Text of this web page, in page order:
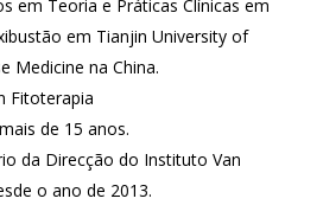
em Teoria e Práticas Clínicas em
em Tianjin University of
Medicine na China.
Fitoterapia
de 15 anos.
da Direcção do Instituto Van
o ano de 2013.